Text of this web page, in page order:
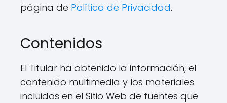
página de Política de Privacidad.
Contenidos
El Titular ha obtenido la información, el
contenido multimedia y los materiales
incluidos en el Sitio Web de fuentes que